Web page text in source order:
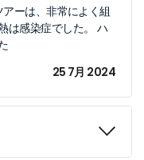
ーは、非常によく組
は感染症でした。 ハ
25 7月 2024